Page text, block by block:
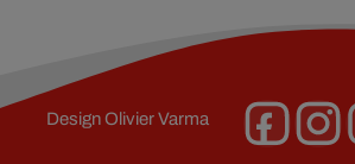
DesignOlivier Varma